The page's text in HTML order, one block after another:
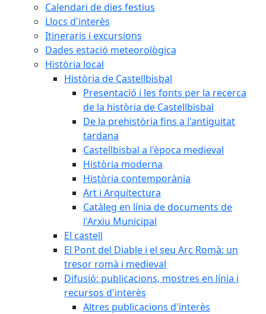
Calendari de dies festius
Llocs d'interès
Itineraris i excursions
Dades estació meteorològica
Història local
Història de Castellbisbal
Presentació i les fonts per la recerca
de la història de Castellbisbal
De la prehistòria fins a l'antiguitat
tardana
Castellbisbal a l'època medieval
Història moderna
Història contemporània
Art i Arquitectura
Catàleg en línia de documents de
l'Arxiu Municipal
El castell
El Pont del Diable i el seu Arc Romà: un
tresor romà i medieval
Difusió: publicacions, mostres en línia i
recursos d'interès
Altres publicacions d'interès